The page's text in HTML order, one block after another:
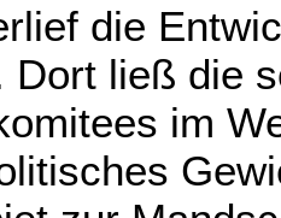
die
Dort ließ die
im